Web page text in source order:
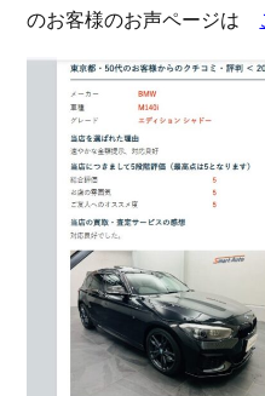
のお客様のお声ページは
在庫車一覧
採用情報
お問い合わせ
LINEでのお問い合わせ
電話でのお問い合わせ
スマートオート（株式会
輸入車買取販売事業）
〒136-0074 東京都江東
TEL : 03-6666-2544
MAIL :
info@smart-